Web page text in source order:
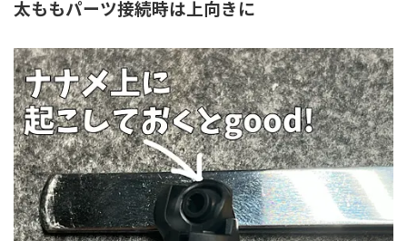
太ももパーツ接続時は上向きに